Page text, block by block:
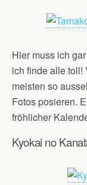
Hier muss ich
ich finde alle toll!
meisten so
Fotos posieren.
fröhlicher
Kyokai no